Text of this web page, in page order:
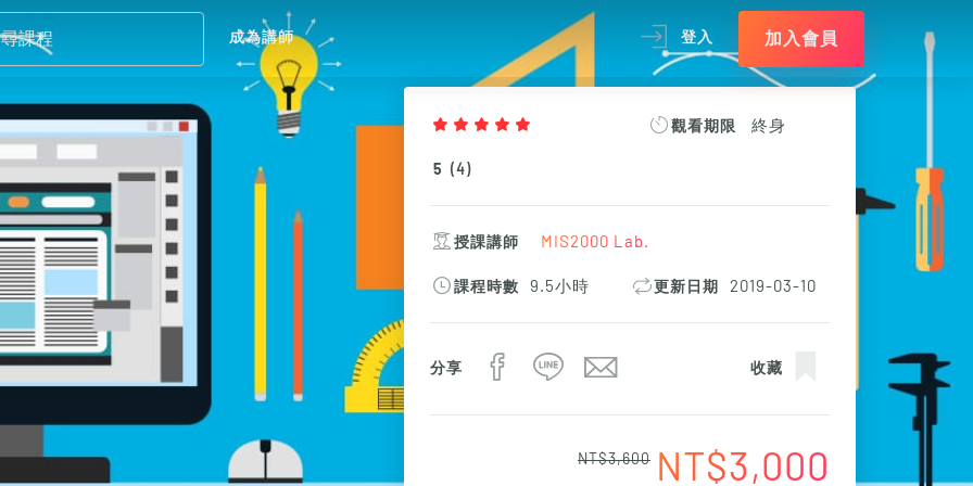
成為講師 登入 加入會員
5 (4 )
觀看期限 終身
授課講師 MIS2000 Lab.
課程時數 9.5小時 更新日期 2019-03-10
分享 收藏
NT$3,600 NT$3,000